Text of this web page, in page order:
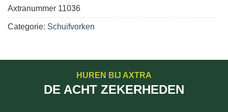
Axtranummer 11036
Categorie: Schuifvorken
HUREN BIJ AXTRA
DE ACHT ZEKERHEDEN